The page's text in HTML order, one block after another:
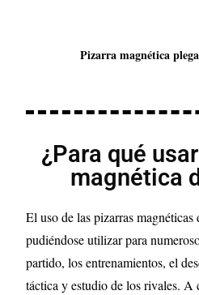
Pizarramagnética
¿Para qué
magnética
El uso de las pizarras
pudiéndose utilizar para
partido, los entrenamientos, el
táctica y estudio de los rivales. A